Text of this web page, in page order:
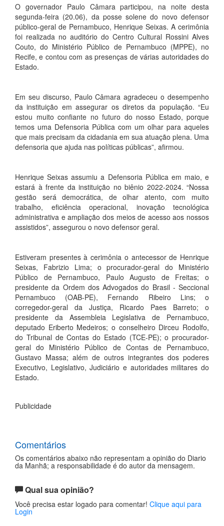
O governador Paulo Câmara participou, na noite desta
segunda-feira (20.06), da posse solene do novo defensor
público-geral de Pernambuco, Henrique Seixas. A cerimônia
foi realizada no auditório do Centro Cultural Rossini Alves
Couto, do Ministério Público de Pernambuco (MPPE), no
Recife, e contou com as presenças de várias autoridades do
Estado.
Em seu discurso, Paulo Câmara agradeceu o desempenho
da instituição em assegurar os diretos da população. “Eu
estou muito confiante no futuro do nosso Estado, porque
temos uma Defensoria Pública com um olhar para aqueles
que mais precisam da cidadania em sua atuação plena. Uma
defensoria que ajuda nas políticas públicas”, afirmou.
Henrique Seixas assumiu a Defensoria Pública em maio, e
estará à frente da instituição no biênio 2022-2024. “Nossa
gestão será democrática, de olhar atento, com muito
trabalho, eficiência operacional, inovação tecnológica
administrativa e ampliação dos meios de acesso aos nossos
assistidos”, assegurou o novo defensor geral.
Estiveram presentes à cerimônia o antecessor de Henrique
Seixas, Fabrizio Lima; o procurador-geral do Ministério
Público de Pernambuco, Paulo Augusto de Freitas; o
presidente da Ordem dos Advogados do Brasil - Seccional
Pernambuco (OAB-PE), Fernando Ribeiro Lins; o
corregedor-geral da Justiça, Ricardo Paes Barreto; o
presidente da Assembleia Legislativa de Pernambuco,
deputado Eriberto Medeiros; o conselheiro Dirceu Rodolfo,
do Tribunal de Contas do Estado (TCE-PE); o procurador-
geral do Ministério Público de Contas de Pernambuco,
Gustavo Massa; além de outros integrantes dos poderes
Executivo, Legislativo, Judiciário e autoridades militares do
Estado.
Publicidade
Comentários
Os comentários abaixo não representam a opinião do Diario
da Manhã; a responsabilidade é do autor da mensagem.
Qual sua opinião?
Você precisa estar logado para comentar! Clique aqui para
Login